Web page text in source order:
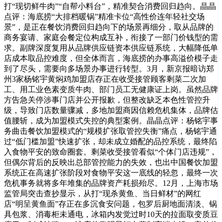
打“现切鲜牛肉”“自帮小料台”，精准契合消费回归趋向。晶晶
点评：海底捞“大排档暖锅”精准卡位“高性价连年轻社交场
景”，是正在餐饮消费回归趋向下的场景再细分，取从品牌的
商务宴请、家庭会餐定位构成互补，衔接了一部门价钱型的需
求。副牌深度复用从品牌供应链资本供应链系统，大幅降低单
店成本取品控难度，但全体而言，海底捞的办事高溢价模子走
到了尽头，需要向多场景办事进行转型。3月，新京报暗访郑
州3家杨铭宇黄焖鸡加盟店存正在收受接管顾客剩菜二次加
工、用工业色素变质牛肉、部门员工无健康证上岗。虽然品牌
方告急关停涉事门店并公开报歉，但整改缺乏本色性管控升
级，导致门店数量骤减，多地加盟商因信赖危机集体，品牌估
值腰斩，成为加盟模式失控的典型案例。晶晶点评：杨铭宇事
务曲击餐饮加盟模式的“规模扩张取管控失衡”痛点，杨铭宇通
过“低门槛加盟”快速扩张，却未成立婚配的品控系统，最终陷
入食物平安的致命圈套。剩菜收受接管看似“个体门店违规”，
但偶尔背后的反映出总部管控能力的失效，也出中国餐饮加盟
系统正在高速扩张阶段对食物平安这一底线的轻忽，最终一次
危机事务就将多年堆集的品牌资产耗损殆尽。12月，上海市场
监管局突击查抄显示，从打“现杀黄鱼、当日鲜材”的网红
店“明呈黄鱼面”存正在多沉食安问题，包罗后厨地面清淡、锅
具包浆、消毒柜未通电，冰箱内发觉过时10天的拉面取变质豆